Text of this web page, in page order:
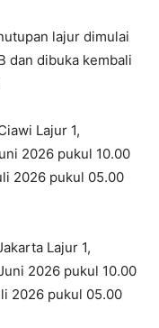
lajur dimulai
dan dibuka kembali
Lajur 1,
2026 pukul 10.00
2026 pukul 05.00
Lajur 1,
2026 pukul 10.00
2026 pukul 05.00